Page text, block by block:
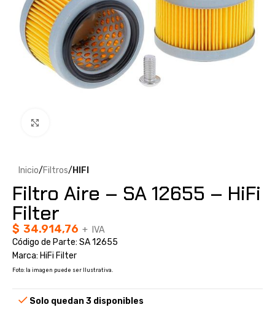
Inicio Filtros HIFI
Filtro Aire – SA 12655 – HiFi
Filter
$ 34.914,76 + IVA
Código de Parte: SA 12655
Marca: HiFi Filter
Foto: la imagen puede ser Ilustrativa.
Solo quedan 3 disponibles